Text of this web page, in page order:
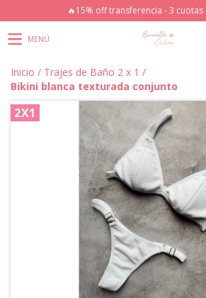
🔥15% off transferencia - 3 cuotas
MENÚ
Inicio / Trajes de Baño 2 x 1 /
Bikini blanca texturada conjunto
2X1